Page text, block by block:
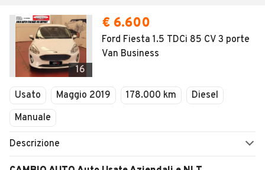
16
€ 6.600
Ford Fiesta 1.5 TDCi 85 CV 3 porte
Van Business
Usato Maggio 2019 178.000 km
Diesel
Manuale
Descrizione